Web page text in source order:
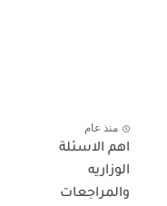
منذ عام
اهم الاسئلة
الوزاريه
والمراجعات